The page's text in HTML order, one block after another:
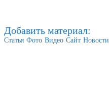
Добавить материал:
Статья Фото Видео Сайт Новости